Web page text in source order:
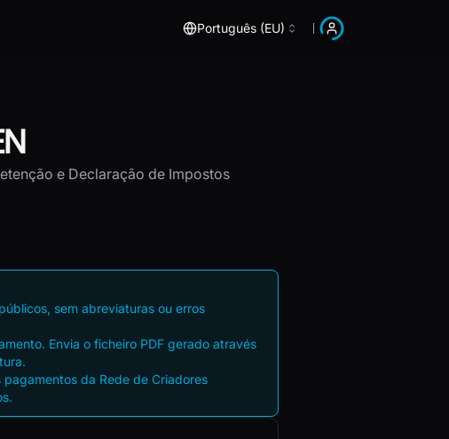
Português (EU)
e Declaração de Impostos
sem abreviaturas ou erros
Envia o ficheiro PDF gerado através
da Rede de Criadores